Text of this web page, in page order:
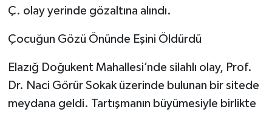
Ç. olay yerinde gözaltına alındı.
Çocuğun Gözü Önünde Eşini Öldürdü
Elazığ Doğukent Mahallesi’nde silahlı olay, Prof.
Dr. Naci Görür Sokak üzerinde bulunan bir sitede
meydana geldi. Tartışmanın büyümesiyle birlikte